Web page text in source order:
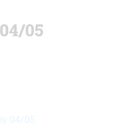
05
04/05